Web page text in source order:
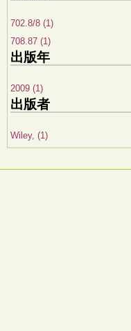
702.8/8 (1)
708.87 (1)
出版年
2009 (1)
出版者
Wiley, (1)